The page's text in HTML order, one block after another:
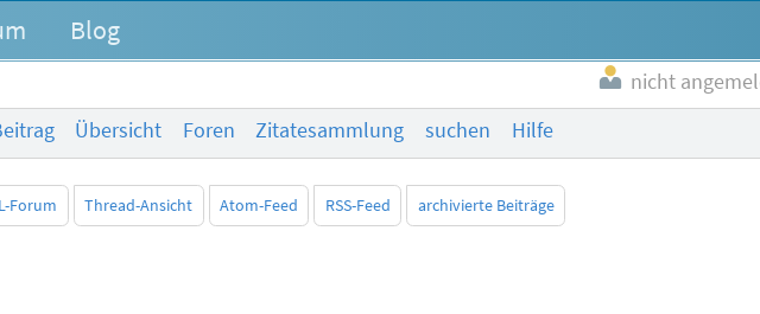
Blog
nicht
Übersicht Foren Zitatesammlung suchen Hilfe
Forum Thread-Ansicht Atom-Feed RSS-Feed archivierte Beiträge